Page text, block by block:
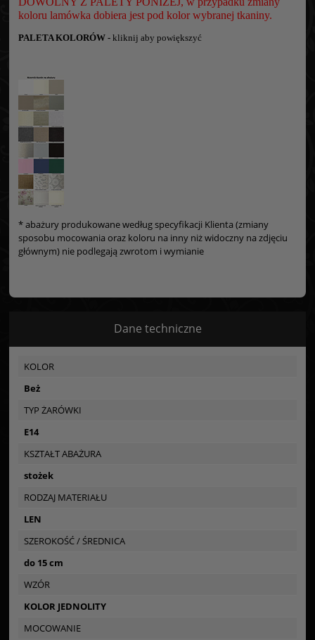
koloru lamówka dobiera jest pod kolor wybranej tkaniny.
PALETA KOLORÓW - kliknij aby powiększyć
* abażury produkowane według specyfikacji Klienta (zmiany
sposobu mocowania oraz koloru na inny niż widoczny na zdjęciu
głównym) nie podlegają zwrotom i wymianie
Dane techniczne
KOLOR
Beż
TYP ŻARÓWKI
E14
KSZTAŁT ABAŻURA
stożek
RODZAJ MATERIAŁU
LEN
SZEROKOŚĆ / ŚREDNICA
do 15 cm
WZÓR
KOLOR JEDNOLITY
MOCOWANIE